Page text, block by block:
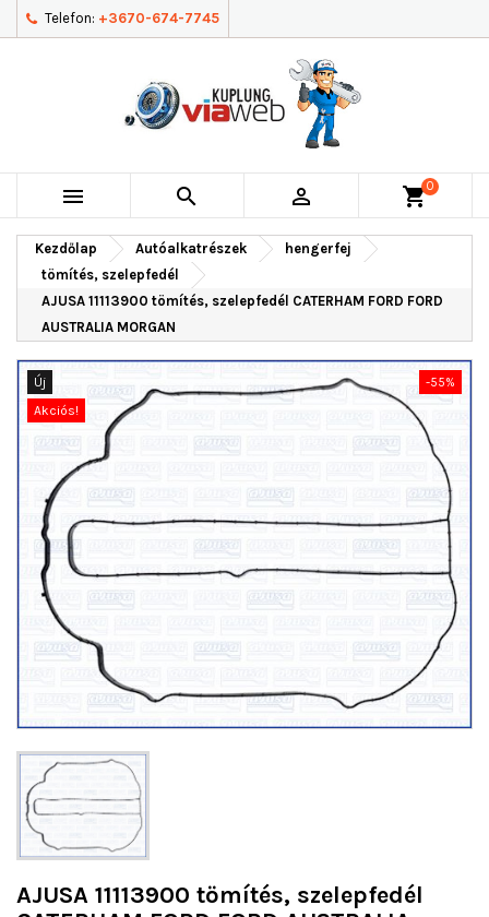
Telefon: +3670-674-7745
   shopping_cart0
Kezdőlap Autóalkatrészek
hengerfej
tömítés, szelepfedél
AJUSA 11113900 tömítés, szelepfedél CATERHAM FORD FORD
AUSTRALIA MORGAN
Új
-55%
Akciós!
AJUSA 11113900 tömítés, szelepfedél